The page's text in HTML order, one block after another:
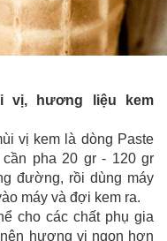
vị, hương liệu kem
vị kem là dòng Paste
pha 20 gr - 120 gr
đường, rồi dùng máy
máy và đợi kem ra.
cho các chất phụ gia
hương vị ngon hơn